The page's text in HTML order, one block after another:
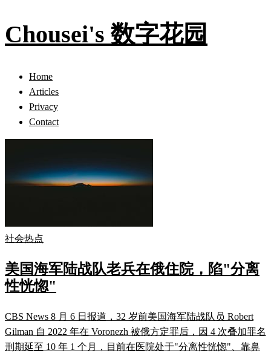
Chousei's 数字花园
Home
Articles
Privacy
Contact
社会热点
美国海军陆战队老兵在俄住院，陷"分离
性恍惚"
CBS News 8 月 6 日报道，32 岁前美国海军陆战队员 Robert
Gilman 自 2022 年在 Voronezh 被俄方定罪后，因 4 次叠加罪名
刑期延至 10 年 1 个月，目前在医院处于"分离性恍惚"、靠鼻